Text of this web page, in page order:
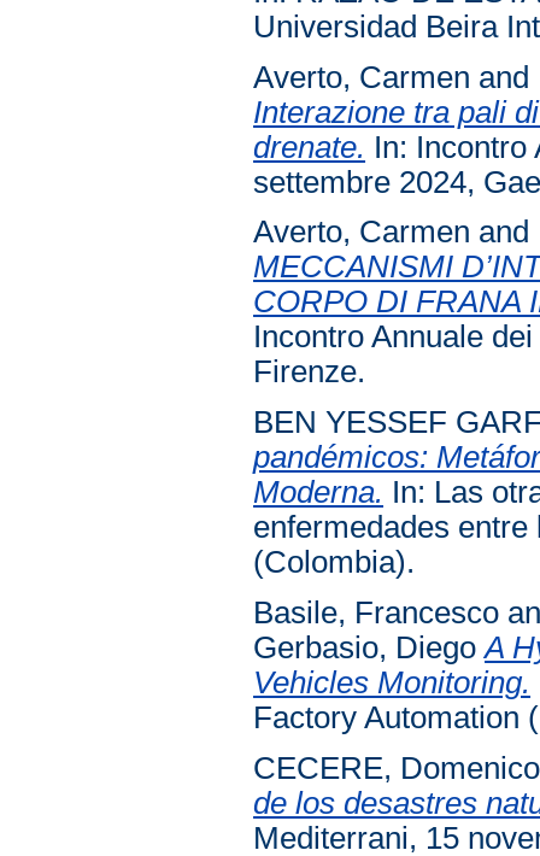
Universidad Beira
Averto, Carmen and
Interazione tra pali
drenate. In: Incontro
settembre 2024,
Averto, Carmen and
MECCANISMI
CORPO DI FRANA
Incontro Annuale
Firenze.
BEN YESSEF
pandémicos:
Moderna. In: Las
enfermedades
(Colombia).
Basile, Francesco
Gerbasio, Diego A
Vehicles Monitoring.
Factory Automation
CECERE, Domenico
de los desastres
Mediterrani, 15